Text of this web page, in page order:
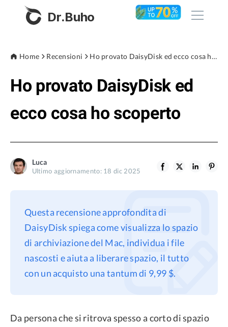
Dr.Buho
Prodotti
BuhoRepair
BuhoNTFS
BuhoBarX
Negozio
Chi siamo
Supporto
Privacy
Termini
Refund Policy
Home Recensioni Ho provato DaisyDisk ed ecco cosa ho scoperto
Ho provato DaisyDisk ed
ecco cosa ho scoperto
Luca
Ultimo aggiornamento: 18 dic 2025
Questa recensione approfondita di
DaisyDisk spiega come visualizza lo spazio
di archiviazione del Mac, individua i file
nascosti e aiuta a liberare spazio, il tutto
con un acquisto una tantum di 9,99 $.
Da persona che si ritrova spesso a corto di spazio